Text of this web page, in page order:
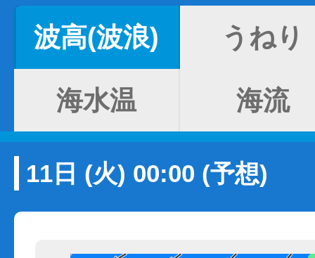
波高(波浪) うねり
海水温 海流
11日 (火) 00:00 (予想)